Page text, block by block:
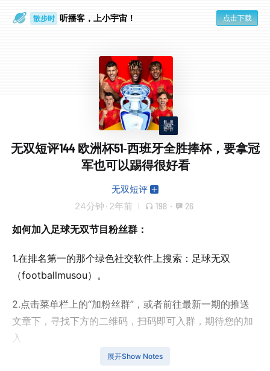
散步时 听播客，上小宇宙！ 点击下载
无双短评144 欧洲杯51-西班牙全胜捧杯，要拿冠
军也可以踢得很好看
无双短评
24分钟 · 2年前 198 · 26
如何加入足球无双节目粉丝群：
1.在排名第一的那个绿色社交软件上搜索：足球无双
（footballmusou）。
2.点击菜单栏上的“加粉丝群”，或者前往最新一期的推送
文章下，寻找下方的二维码，扫码即可入群，期待您的加
入
展开Show Notes